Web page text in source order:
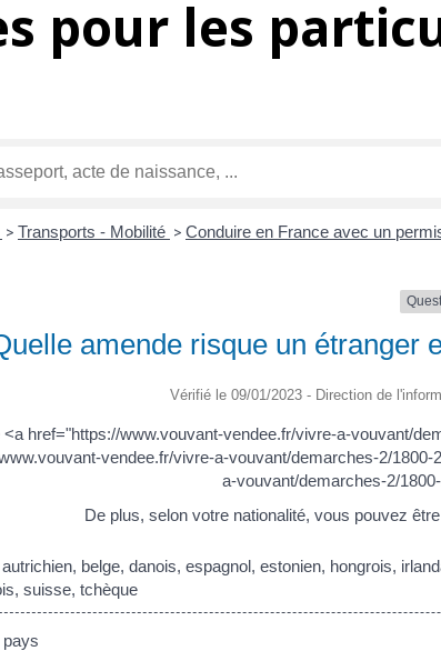
pour les
> Transports - Mobilité > Conduire en France avec un
amende risque un étranger
Vérifié le 09/01/2023 - Direction de
href="https://www.vouvant-vendee.fr/vivre-a-vouvant/
vendee.fr/vivre-a-vouvant/demarches-2/
a-vouvant/demarches-2/
De plus, selon votre nationalité, vous pouvez
belge, danois, espagnol, estonien, hongrois,
suisse, tchèque
pays